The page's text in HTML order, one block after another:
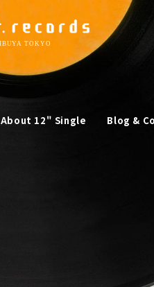
About 12" Single Blog &